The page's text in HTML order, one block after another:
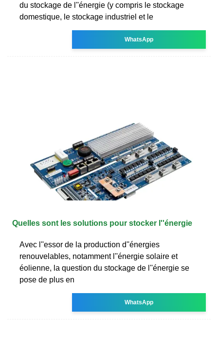
du stockage de l''énergie (y compris le stockage
domestique, le stockage industriel et le
WhatsApp
Quelles sont les solutions pour stocker l''énergie
Avec l''essor de la production d''énergies
renouvelables, notamment l''énergie solaire et
éolienne, la question du stockage de l''énergie se
pose de plus en
WhatsApp